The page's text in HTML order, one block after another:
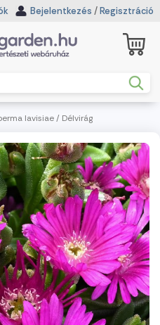
Bejelentkezés /Regisztráció
lavisiae / Délvirág